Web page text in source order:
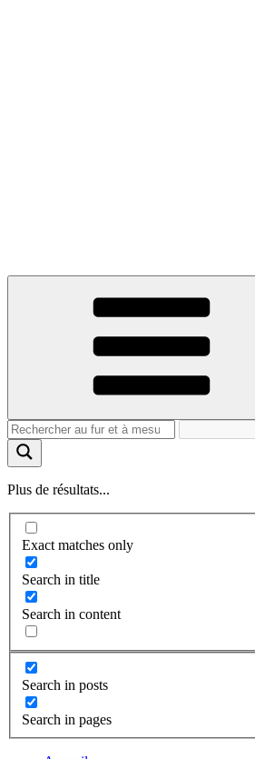
Plus de résultats...
Exact matches only
Search in title
Search in content
Search in posts
Search in pages